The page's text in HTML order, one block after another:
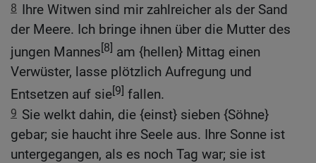
8 Ihre Witwen sind mir zahlreicher als der Sand
der Meere. Ich bringe ihnen über die Mutter des
jungen Mannes[8] am {hellen} Mittag einen
Verwüster, lasse plötzlich Aufregung und
Entsetzen auf sie[9] fallen.
9 Sie welkt dahin, die {einst} sieben {Söhne}
gebar; sie haucht ihre Seele aus. Ihre Sonne ist
untergegangen, als es noch Tag war; sie ist